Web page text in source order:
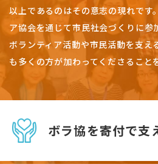
以上であるのはその意志の現れです。
ア協会を通じて市民社会づくりに参
ボランティア活動や市民活動を支え
も多くの方が加わってくださること
ボラ協を寄付で支